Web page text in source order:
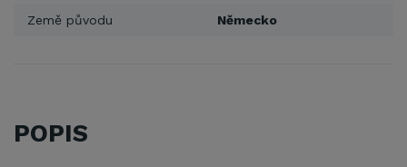
Země původu Německo
POPIS